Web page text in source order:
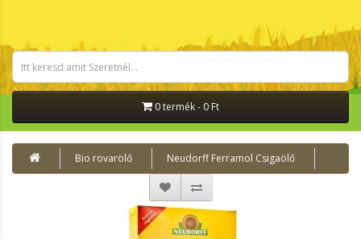
0 termék - 0 Ft
Bio rovarölő Neudorff Ferramol Csigaölő